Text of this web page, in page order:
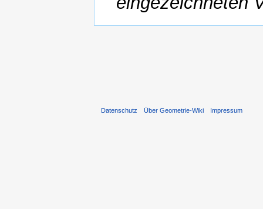
Datenschutz Über Geometrie-Wiki Impressum